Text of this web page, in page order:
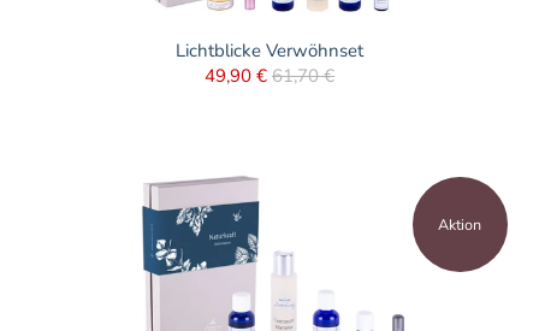
Lichtblicke Verwöhnset
49,90 € 61,70 €
Aktion